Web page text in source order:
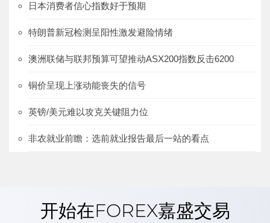
日本消费者信心指数好于预期
特朗普新冠检测呈阳性激发避险情绪
澳洲联储与联邦预算可望推动ASX200指数反击6200
铜价呈现上涨动能丧失的信号
英镑/美元难以攻克关键阻力位
非农就业前瞻：选前就业报告最后一站的看点
开始在FOREX嘉盛交易